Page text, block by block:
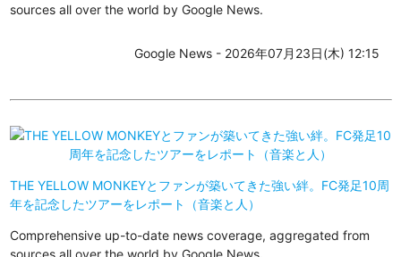
sources all over the world by Google News.
Google News - 2026年07月23日(木) 12:15
THE YELLOW MONKEYとファンが築いてきた強い絆。FC発足10周
年を記念したツアーをレポート（音楽と人）
Comprehensive up-to-date news coverage, aggregated from